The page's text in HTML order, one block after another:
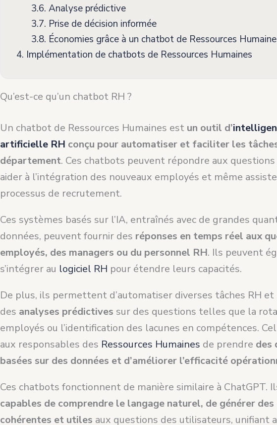
3.6. Analyse prédictive
3.7. Prise de décision informée
3.8. Économies grâce à un chatbot de Ressources
4. Implémentation de chatbots de Ressources Humaines
Qu’est-ce qu’un chatbot RH ?
Un chatbot de Ressources Humaines est un outil d’
artificielle RH conçu pour automatiser et faciliter les
département. Ces chatbots peuvent répondre aux
aider à l’intégration des nouveaux employés et même
processus de recrutement.
Ces systèmes basés sur l’IA, entraînés avec de grandes
données, peuvent fournir des réponses en temps réel aux
employés, des managers ou du personnel RH. Ils peuvent
s’intégrer au logiciel RH pour étendre leurs capacités.
De plus, ils permettent d’automatiser diverses tâches RH
des analyses prédictives sur des questions telles que la
employés ou l’identification des lacunes en compétences.
aux responsables des Ressources Humaines de prendre des
basées sur des données et d’améliorer l’efficacité
Ces chatbots fonctionnent de manière similaire à ChatGPT.
capables de comprendre le langage naturel, de générer des
cohérentes et utiles aux questions des utilisateurs, unifiant